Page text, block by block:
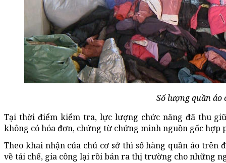
Số lượng quần áo
Tại thời điểm kiểm tra, lực lượng chức năng đã thu
không có hóa đơn, chứng từ chứng minh nguồn gốc hợp
Theo khai nhận của chủ cơ sở thì số hàng quần áo
về tái chế, gia công lại rồi bán ra thị trường cho những